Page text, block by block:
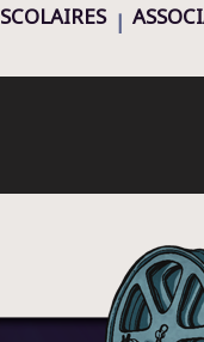
SCOLAIRES |